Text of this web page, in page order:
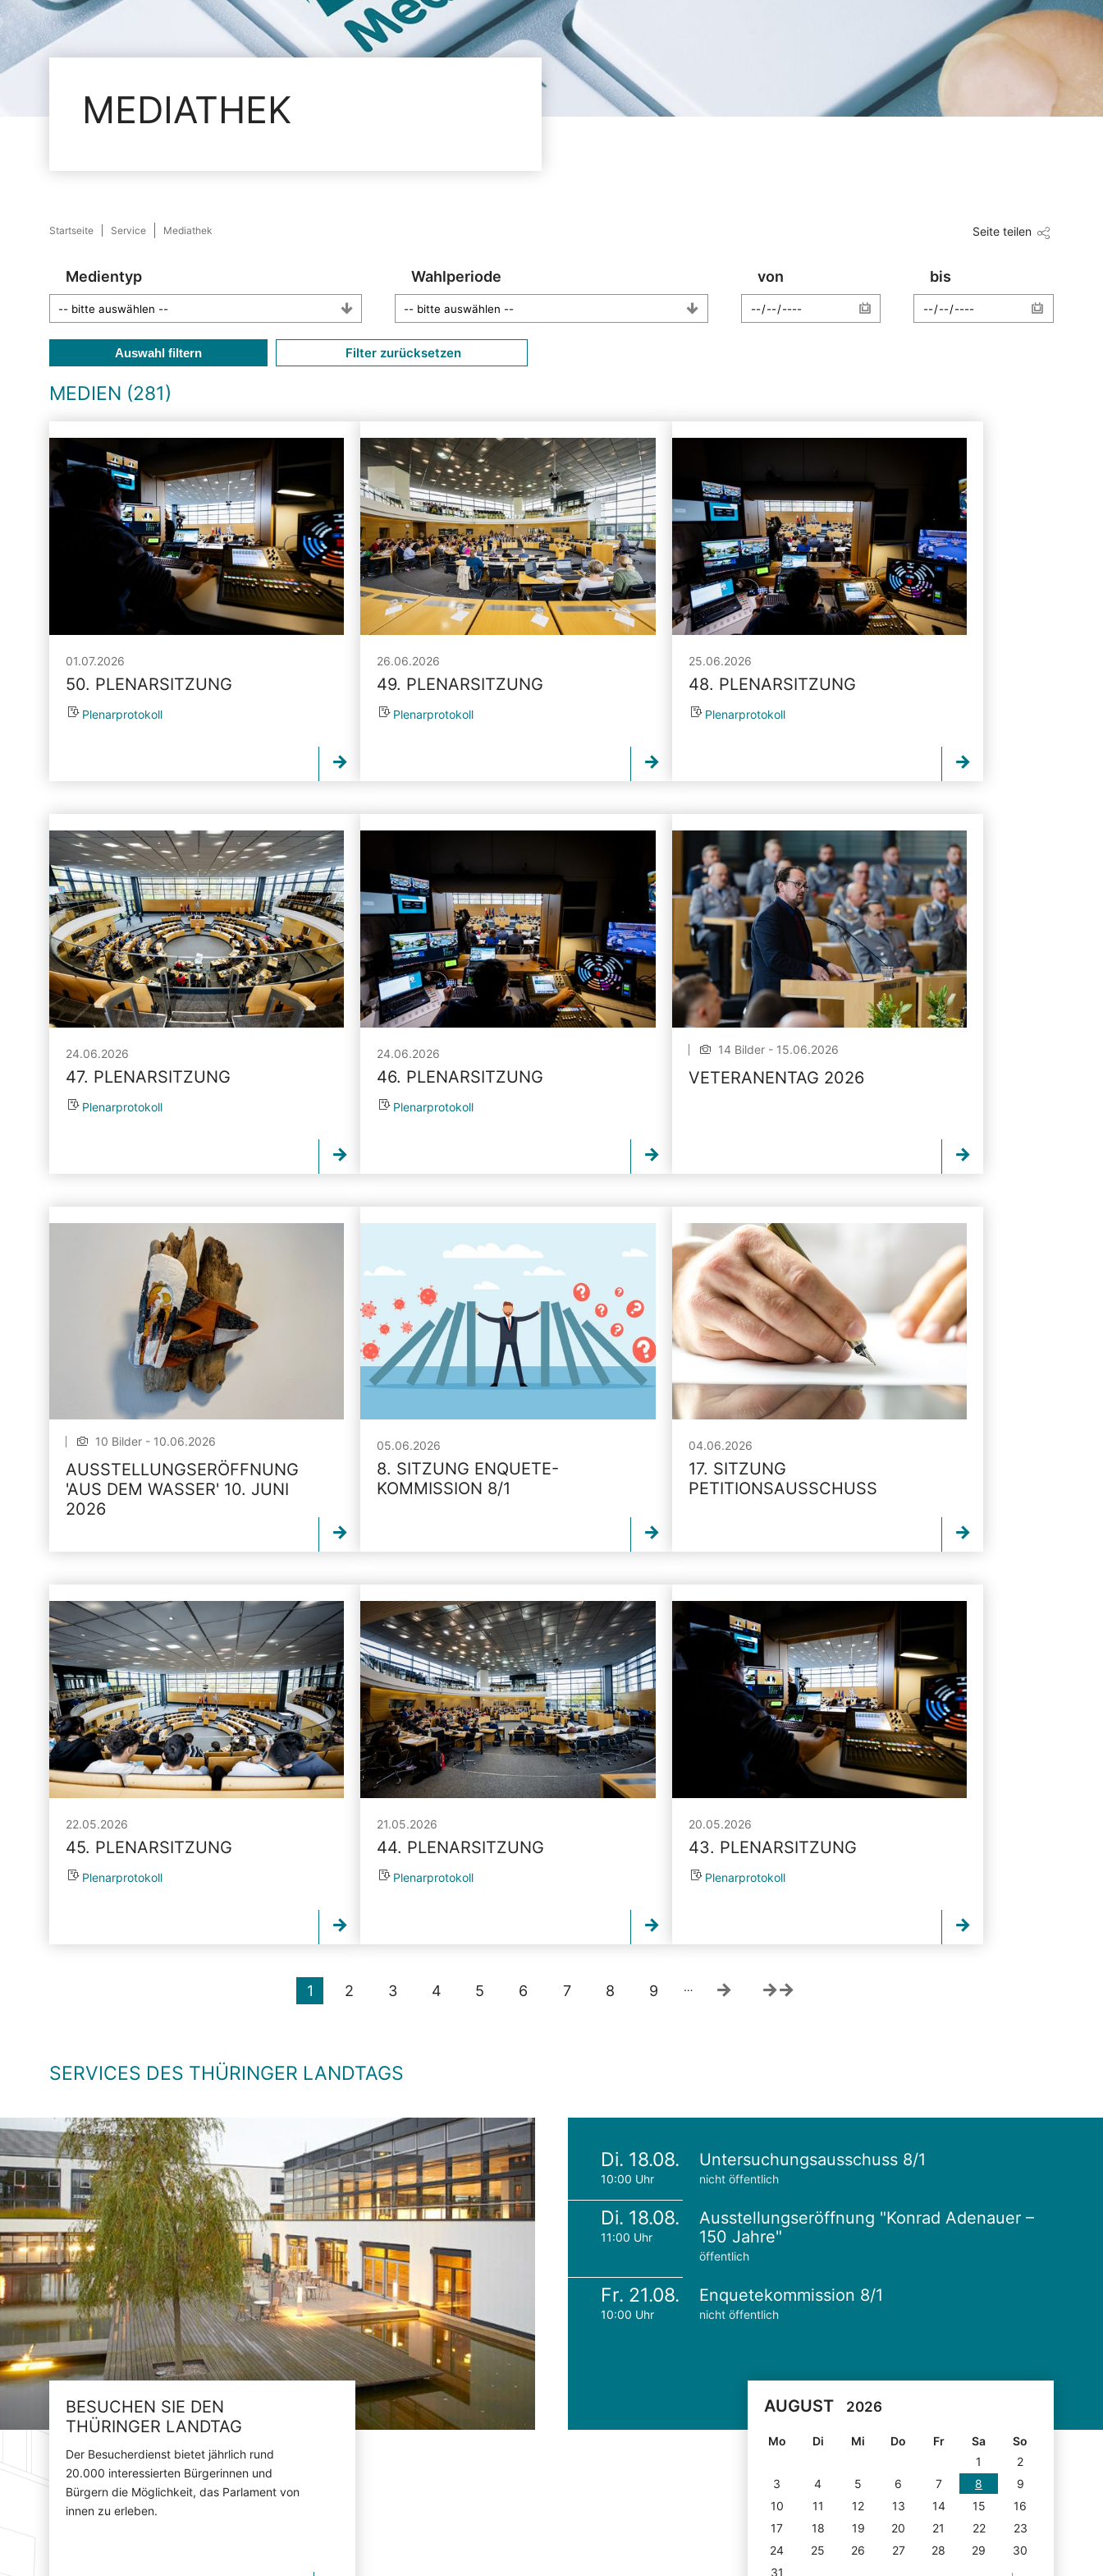
MEDIATHEK
Startseite Service Mediathek Seite teilen
Medientyp Wahlperiode von bis
Auswahl filtern Filter zurücksetzen
MEDIEN (281)
01.07.2026
50. PLENARSITZUNG
Plenarprotokoll
26.06.2026
49. PLENARSITZUNG
Plenarprotokoll
25.06.2026
48. PLENARSITZUNG
Plenarprotokoll
24.06.2026
47. PLENARSITZUNG
Plenarprotokoll
24.06.2026
46. PLENARSITZUNG
Plenarprotokoll
14 Bilder - 15.06.2026
VETERANENTAG 2026
10 Bilder - 10.06.2026
AUSSTELLUNGSERÖFFNUNG
'AUS DEM WASSER' 10. JUNI
2026
05.06.2026
8. SITZUNG ENQUETE-
KOMMISSION 8/1
04.06.2026
17. SITZUNG
PETITIONSAUSSCHUSS
22.05.2026
45. PLENARSITZUNG
Plenarprotokoll
21.05.2026
44. PLENARSITZUNG
Plenarprotokoll
20.05.2026
43. PLENARSITZUNG
Plenarprotokoll
1 2 3 4 5 6 7 8 9 …
SERVICES DES THÜRINGER LANDTAGS
BESUCHEN SIE DEN
THÜRINGER LANDTAG
Der Besucherdienst bietet jährlich rund
20.000 interessierten Bürgerinnen und
Bürgern die Möglichkeit, das Parlament von
innen zu erleben.
Di. 18.08.
10:00 Uhr
Untersuchungsausschuss 8/1
nicht öffentlich
Di. 18.08.
11:00 Uhr
Ausstellungseröffnung "Konrad Adenauer –
150 Jahre"
öffentlich
Fr. 21.08.
10:00 Uhr
Enquetekommission 8/1
nicht öffentlich
AUGUST 2026
Mo Di Mi Do Fr Sa
So
1
2
3
4 5 6 7 8
9
10
11 12 13 14 15
16
17
18 19 20 21 22
23
24
25 26 27 28 29
30
31